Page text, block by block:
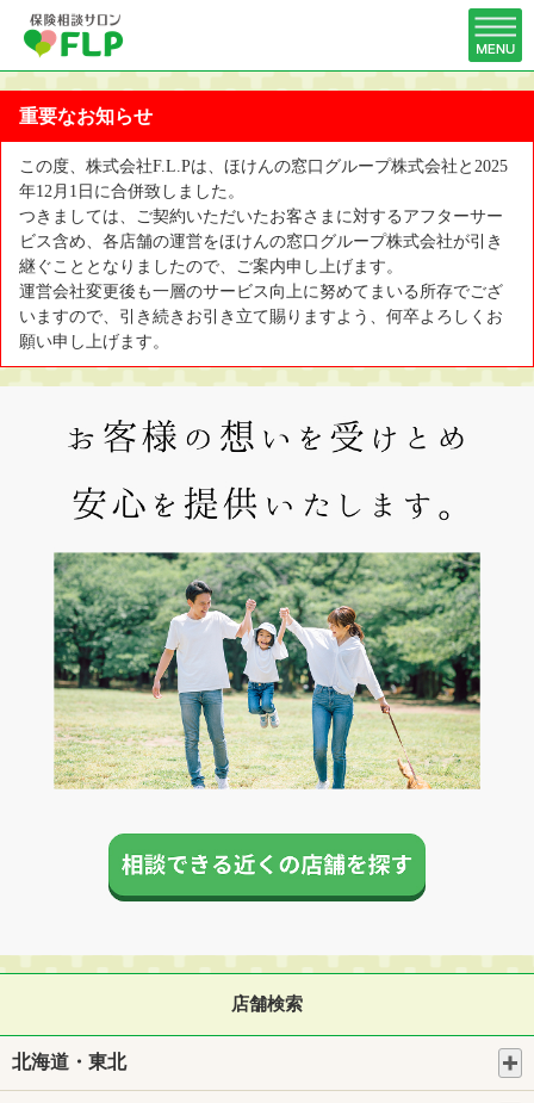
重要なお知らせ
この度、株式会社F.L.Pは、ほけんの窓口グループ株式会社と2025
年12月1日に合併致しました。
つきましては、ご契約いただいたお客さまに対するアフターサー
ビス含め、各店舗の運営をほけんの窓口グループ株式会社が引き
継ぐこととなりましたので、ご案内申し上げます。
運営会社変更後も一層のサービス向上に努めてまいる所存でござ
いますので、引き続きお引き立て賜りますよう、何卒よろしくお
願い申し上げます。
店舗検索
北海道・東北